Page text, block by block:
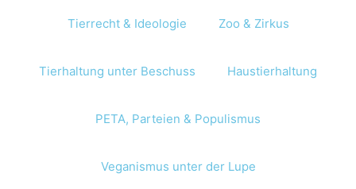
Tierrecht & Ideologie Zoo & Zirkus
Tierhaltung unter Beschuss Haustierhaltung
PETA, Parteien & Populismus
Veganismus unter der Lupe